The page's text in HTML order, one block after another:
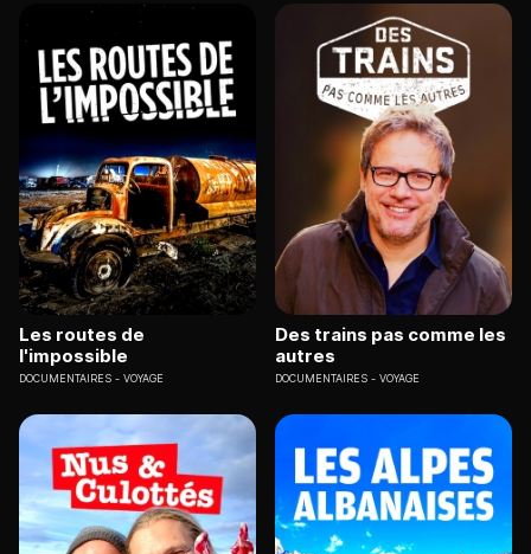
Les routes de
l'impossible
DOCUMENTAIRES VOYAGE
Des trains pas comme les
autres
DOCUMENTAIRES VOYAGE